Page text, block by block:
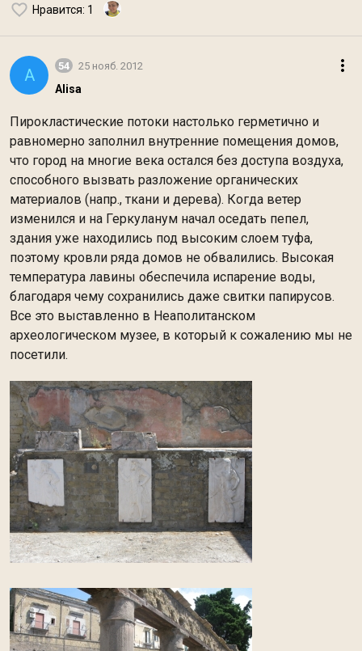
Нравится: 1
A 54 25 нояб. 2012
Alisa
Пирокластические потоки настолько герметично и
равномерно заполнил внутренние помещения домов,
что город на многие века остался без доступа воздуха,
способного вызвать разложение органических
материалов (напр., ткани и дерева). Когда ветер
изменился и на Геркуланум начал оседать пепел,
здания уже находились под высоким слоем туфа,
поэтому кровли ряда домов не обвалились. Высокая
температура лавины обеспечила испарение воды,
благодаря чему сохранились даже свитки папирусов.
Все это выставленно в Неаполитанском
археологическом музее, в который к сожалению мы не
посетили.